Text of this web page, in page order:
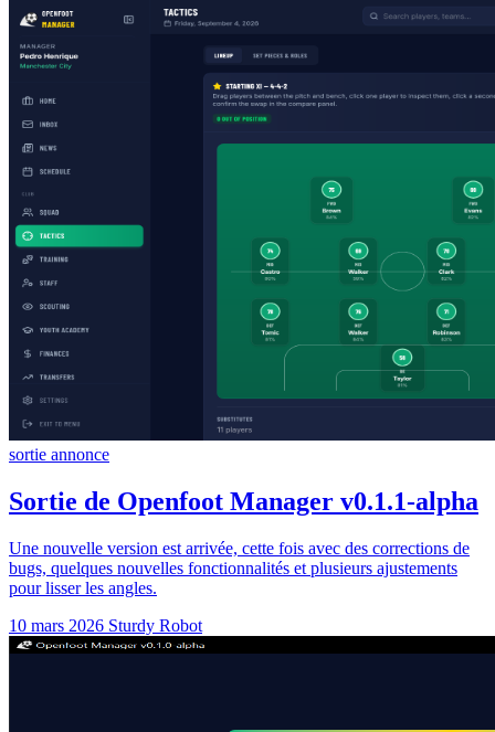
sortie annonce
Sortie de Openfoot Manager v0.1.1-alpha
Une nouvelle version est arrivée, cette fois avec des corrections de
bugs, quelques nouvelles fonctionnalités et plusieurs ajustements
pour lisser les angles.
10 mars 2026 Sturdy Robot